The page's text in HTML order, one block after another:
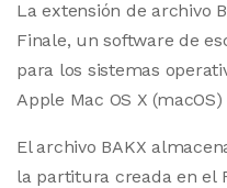
La extensión de archivo
Finale, un software de
para los sistemas
Apple Mac OS X
El archivo BAKX
la partitura creada en el